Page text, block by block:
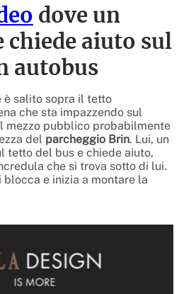
dove un
chiede aiuto sul
autobus
è salito sopra il tetto
che sta impazzendo sul
mezzo pubblico probabilmente
del parcheggio Brin. Lui, un
tetto del bus e chiede aiuto,
che si trova sotto di lui.
e inizia a montare la